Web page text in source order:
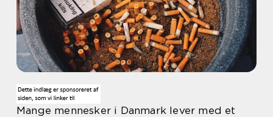
Mange mennesker i Danmark lever med et